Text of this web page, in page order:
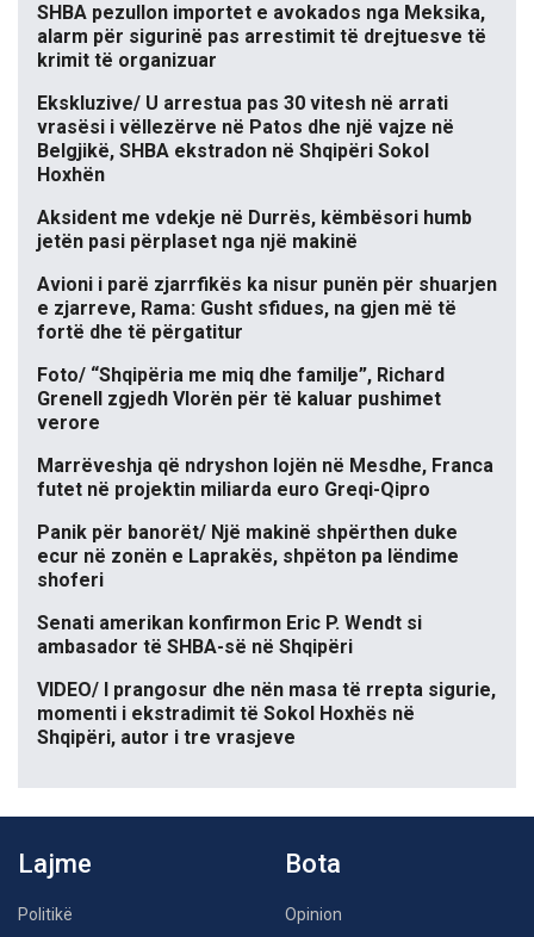
SHBA pezullon importet e avokados nga Meksika,
alarm për sigurinë pas arrestimit të drejtuesve të
krimit të organizuar
Ekskluzive/ U arrestua pas 30 vitesh në arrati
vrasësi i vëllezërve në Patos dhe një vajze në
Belgjikë, SHBA ekstradon në Shqipëri Sokol
Hoxhën
Aksident me vdekje në Durrës, këmbësori humb
jetën pasi përplaset nga një makinë
Avioni i parë zjarrfikës ka nisur punën për shuarjen
e zjarreve, Rama: Gusht sfidues, na gjen më të
fortë dhe të përgatitur
Foto/ “Shqipëria me miq dhe familje”, Richard
Grenell zgjedh Vlorën për të kaluar pushimet
verore
Marrëveshja që ndryshon lojën në Mesdhe, Franca
futet në projektin miliarda euro Greqi-Qipro
Panik për banorët/ Një makinë shpërthen duke
ecur në zonën e Laprakës, shpëton pa lëndime
shoferi
Senati amerikan konfirmon Eric P. Wendt si
ambasador të SHBA-së në Shqipëri
VIDEO/ I prangosur dhe nën masa të rrepta sigurie,
momenti i ekstradimit të Sokol Hoxhës në
Shqipëri, autor i tre vrasjeve
Lajme
Politikë
Bota
Opinion